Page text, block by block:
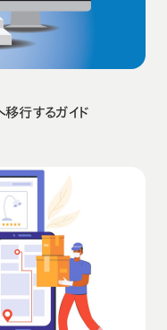
移行するガイド